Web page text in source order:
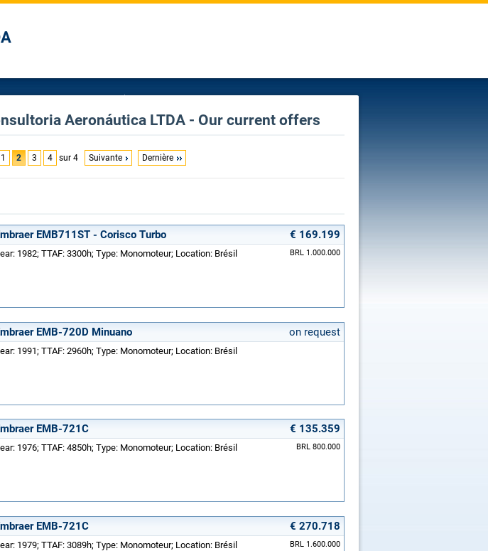
Aeronáutica LTDA - Our current offers
1 2 3 4 sur 4 Suivante Dernière
EMB711ST - Corisco Turbo € 169.199
BRL 1.000.000
1982; TTAF: 3300h; Type: Monomoteur; Location: Brésil
EMB-720D Minuano on request
1991; TTAF: 2960h; Type: Monomoteur; Location: Brésil
EMB-721C € 135.359
BRL 800.000
1976; TTAF: 4850h; Type: Monomoteur; Location: Brésil
EMB-721C € 270.718
BRL 1.600.000
1979; TTAF: 3089h; Type: Monomoteur; Location: Brésil